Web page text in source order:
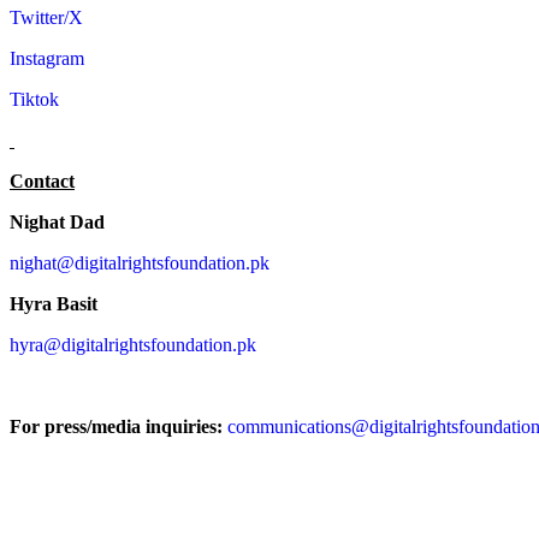
Twitter/X
Instagram
Tiktok
Contact
Nighat Dad
nighat@digitalrightsfoundation.pk
Hyra Basit
hyra@digitalrightsfoundation.pk
For press/media inquiries: